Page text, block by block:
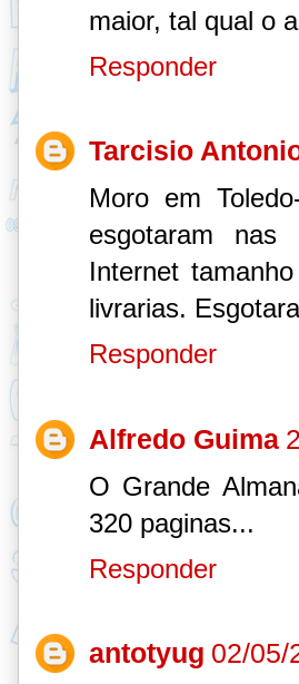
maior, tal qual o
Responder
Tarcisio
Moro em
esgotaram nas
Internet
livrarias.
Responder
Alfredo Guima
O Grande
320 paginas...
Responder
antotyug 02/05/